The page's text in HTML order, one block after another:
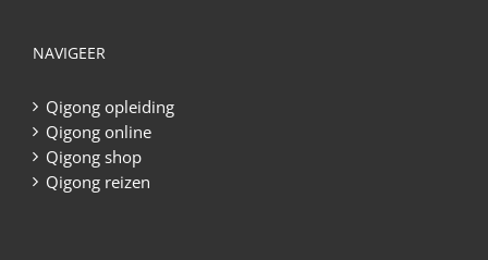
NAVIGEER
Qigong opleiding
Qigong online
Qigong shop
Qigong reizen